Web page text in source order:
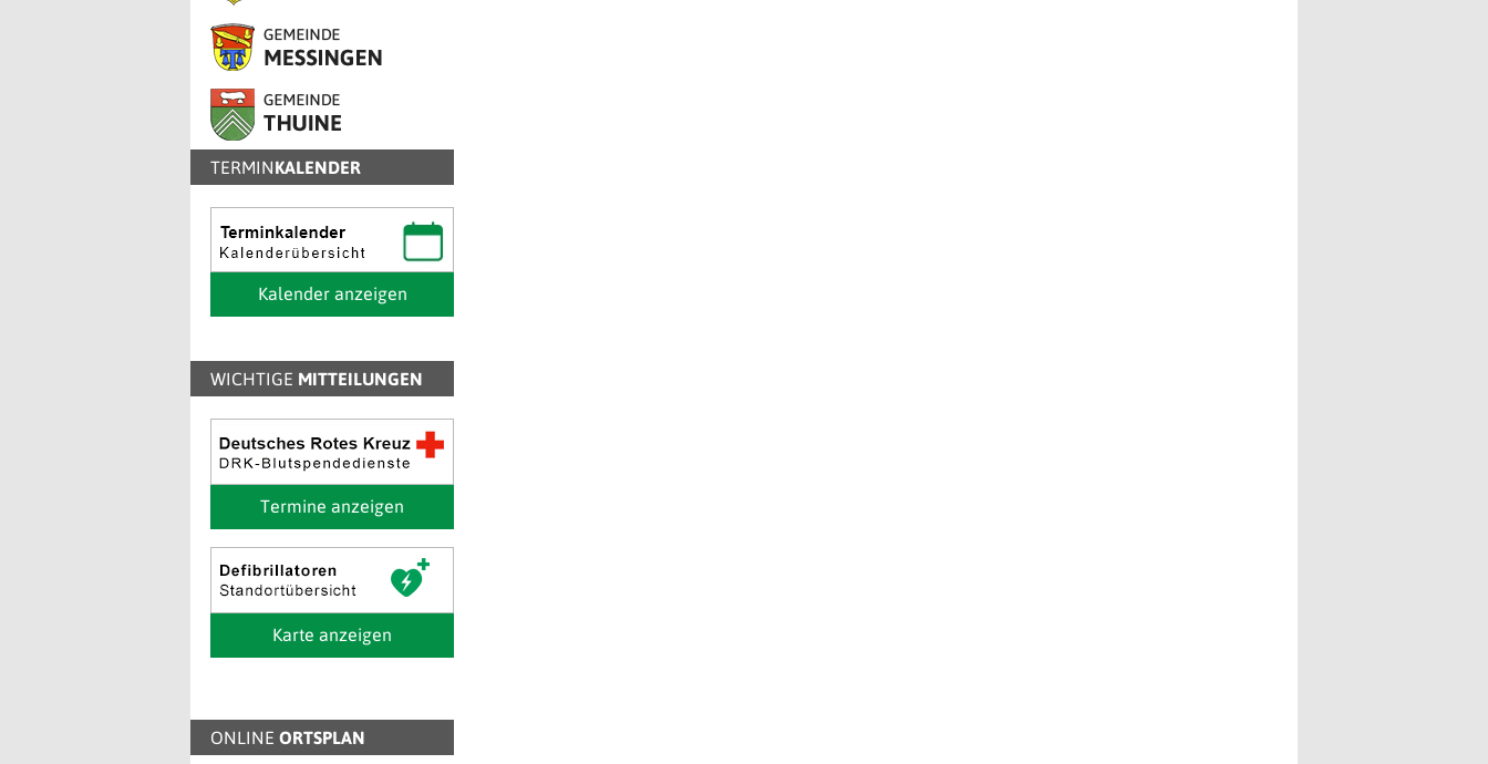
TERMINKALENDER
Kalender anzeigen
WICHTIGE MITTEILUNGEN
Termine anzeigen
Karte anzeigen
ONLINE ORTSPLAN